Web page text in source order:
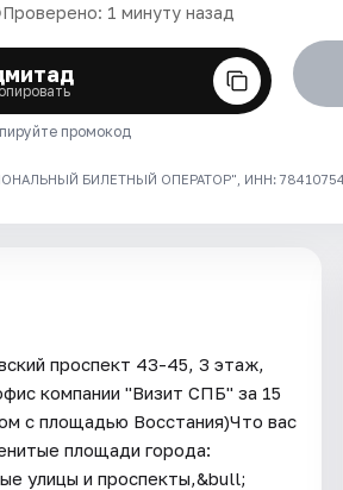
Проверено: 1 минуту назад
промокод
БИЛЕТНЫЙ ОПЕРАТОР", ИНН:
проспект 43-45, 3 этаж,
компании "Визит СПБ" за 15
с площадью Восстания)Что вас
площади города:
улицы и проспекты,&bull;